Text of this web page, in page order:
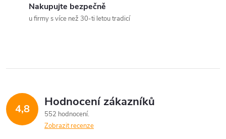
r
v
k
Nakupujte bezpečně
u firmy s více než 30-ti letou tradicí
4,8 Hodnocení zákazníků
552 hodnocení
Zobrazit recenze